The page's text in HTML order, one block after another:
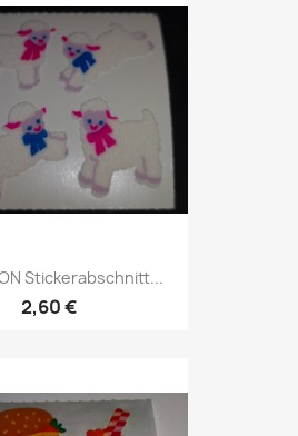
Stickerabschnitt...
2,60 €